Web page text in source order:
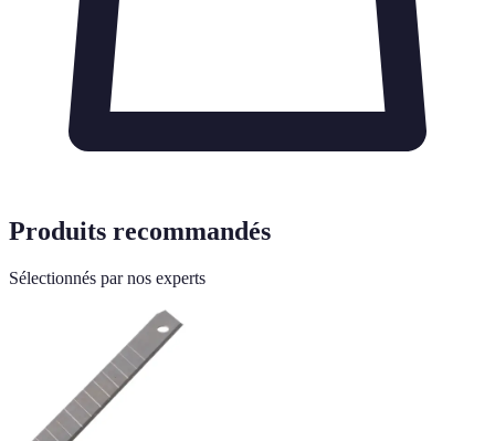
Produits recommandés
Sélectionnés par nos experts